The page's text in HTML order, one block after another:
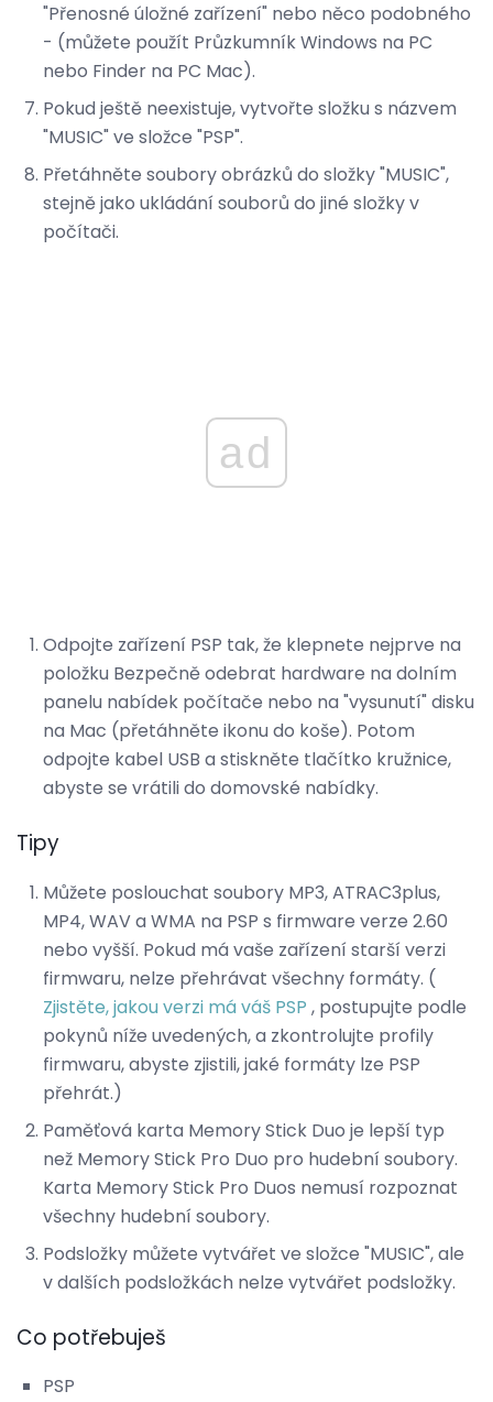
"Přenosné úložné zařízení" nebo něco podobného
- (můžete použít Průzkumník Windows na PC
nebo Finder na PC Mac).
Pokud ještě neexistuje, vytvořte složku s názvem
"MUSIC" ve složce "PSP".
Přetáhněte soubory obrázků do složky "MUSIC",
stejně jako ukládání souborů do jiné složky v
počítači.
ad
Odpojte zařízení PSP tak, že klepnete nejprve na
položku Bezpečně odebrat hardware na dolním
panelu nabídek počítače nebo na "vysunutí" disku
na Mac (přetáhněte ikonu do koše). Potom
odpojte kabel USB a stiskněte tlačítko kružnice,
abyste se vrátili do domovské nabídky.
Tipy
Můžete poslouchat soubory MP3, ATRAC3plus,
MP4, WAV a WMA na PSP s firmware verze 2.60
nebo vyšší. Pokud má vaše zařízení starší verzi
firmwaru, nelze přehrávat všechny formáty. (
Zjistěte, jakou verzi má váš PSP , postupujte podle
pokynů níže uvedených, a zkontrolujte profily
firmwaru, abyste zjistili, jaké formáty lze PSP
přehrát.)
Paměťová karta Memory Stick Duo je lepší typ
než Memory Stick Pro Duo pro hudební soubory.
Karta Memory Stick Pro Duos nemusí rozpoznat
všechny hudební soubory.
Podsložky můžete vytvářet ve složce "MUSIC", ale
v dalších podsložkách nelze vytvářet podsložky.
Co potřebuješ
PSP